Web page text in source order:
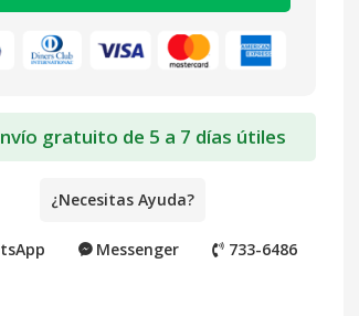
gratuito de 5 a 7 días útiles
¿Necesitas Ayuda?
Messenger 733-6486